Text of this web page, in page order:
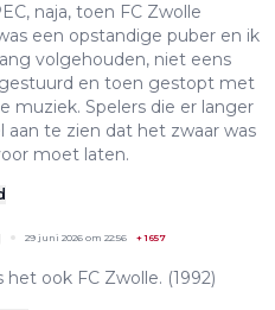
naja, toen FC Zwolle
een opstandige puber en ik
volgehouden, niet eens
en toen gestopt met
muziek. Spelers die er langer
aan te zien dat het zwaar was
moet laten.
29 juni 2026 om 22:56 +1657
het ook FC Zwolle. (1992)